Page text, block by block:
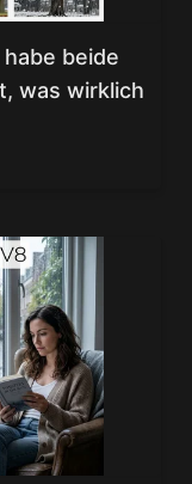
habe beide
was wirklich